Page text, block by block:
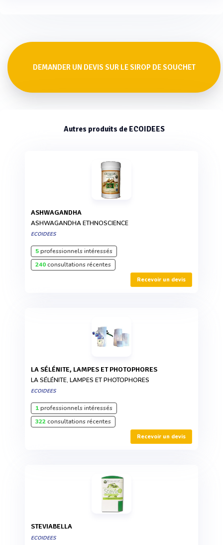
DEMANDER UN DEVIS SUR LE SIROP DE SOUCHET
Autres produits de ECOIDEES
ASHWAGANDHA
ASHWAGANDHA ETHNOSCIENCE
ECOIDEES
5professionnels intéressés
240consultations récentes
Recevoir un devis
LA SÉLÉNITE, LAMPES ET PHOTOPHORES
LA SÉLÉNITE, LAMPES ET PHOTOPHORES
ECOIDEES
1professionnels intéressés
322consultations récentes
Recevoir un devis
STEVIABELLA
ECOIDEES